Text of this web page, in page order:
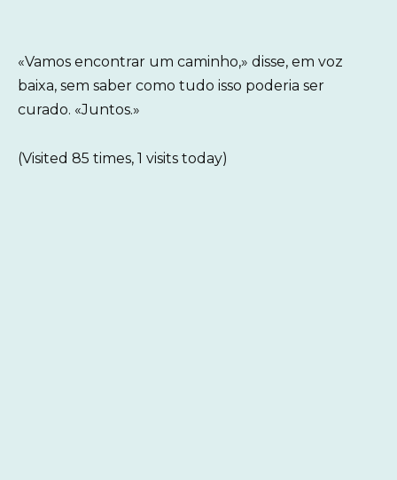
«Vamos encontrar um caminho,» disse, em voz
baixa, sem saber como tudo isso poderia ser
curado. «Juntos.»
(Visited 85 times, 1 visits today)